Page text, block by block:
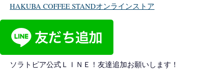
HAKUBA COFFEE STANDオンラインストア
ソラトピア公式ＬＩＮＥ！友達追加お願いします！